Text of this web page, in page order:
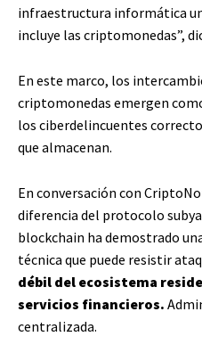
infraestructura informática
incluye las criptomonedas”,
En este marco, los
criptomonedas emergen
los ciberdelincuentes
que almacenan.
En conversación con
diferencia del protocolo
blockchain ha demostrado
técnica que puede resistir
débil del ecosistema
servicios financieros.
centralizada.